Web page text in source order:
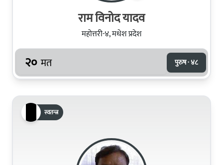
राम विनोद यादव
महोत्तरी-४, मधेश प्रदेश
२० मत पुरुष · ४८
स्वतन्त्र